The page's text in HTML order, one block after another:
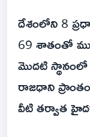
దేశంలోని 8
69 శాతంతో
మొదటి
రాజధాని
వీటి తర్వాత